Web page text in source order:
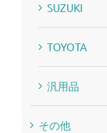
SUZUKI
TOYOTA
汎用品
その他